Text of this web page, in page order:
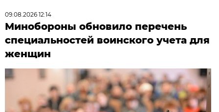
09.08.2026 12:14
Минобороны обновило перечень
специальностей воинского учета для
женщин